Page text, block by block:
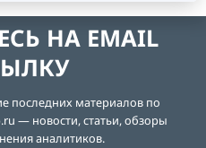
НА EMAIL
последних материалов по
— новости, статьи, обзоры
аналитиков.